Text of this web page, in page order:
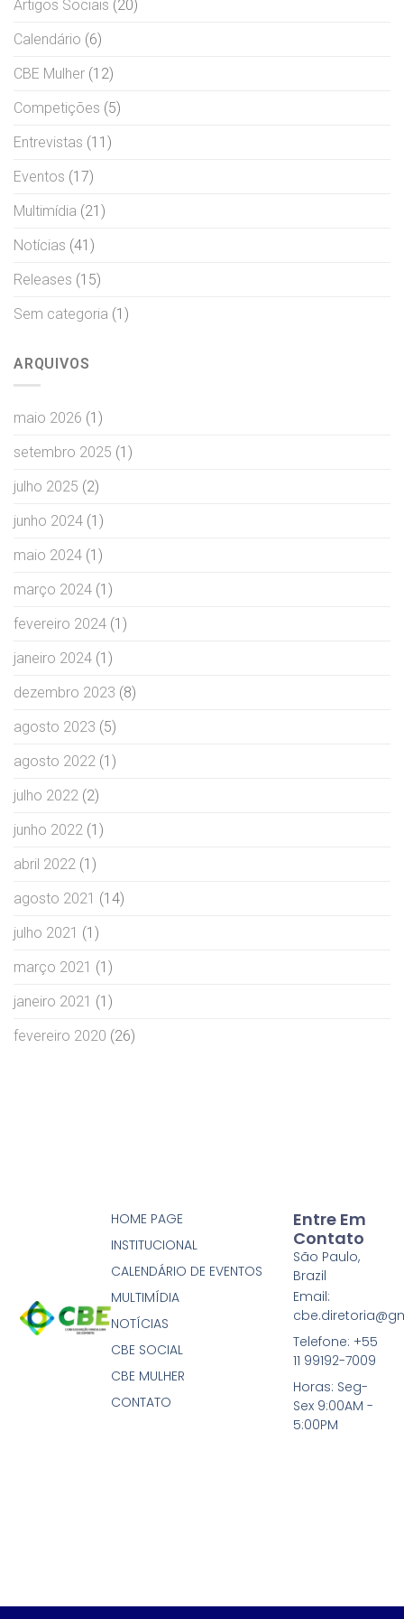
Artigos Sociais (20)
Calendário (6)
CBE Mulher (12)
Competições (5)
Entrevistas (11)
Eventos (17)
Multimídia (21)
Notícias (41)
Releases (15)
Sem categoria (1)
ARQUIVOS
maio 2026 (1)
setembro 2025 (1)
julho 2025 (2)
junho 2024 (1)
maio 2024 (1)
março 2024 (1)
fevereiro 2024 (1)
janeiro 2024 (1)
dezembro 2023 (8)
agosto 2023 (5)
agosto 2022 (1)
julho 2022 (2)
junho 2022 (1)
abril 2022 (1)
agosto 2021 (14)
julho 2021 (1)
março 2021 (1)
janeiro 2021 (1)
fevereiro 2020 (26)
HOME PAGE
INSTITUCIONAL
CALENDÁRIO DE EVENTOS
MULTIMÍDIA
NOTÍCIAS
CBE SOCIAL
CBE MULHER
CONTATO
Entre Em
Contato
São Paulo,
Brazil
Email:
Telefone: +55
11 99192-7009
Horas: Seg-
Sex 9:00AM -
5:00PM